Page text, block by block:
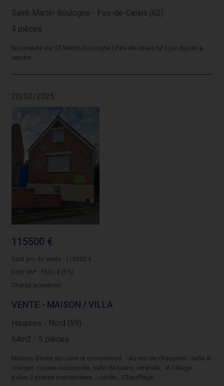
Saint-Martin-Boulogne - Pas-de-Calais (62)
4 pièces
Nouveauté sur ST Martin Boulogne ( Pas-de-calais 62 ) joli duplex à
vendre
20/02/2025
115500 €
Dont prix de vente : 110000 €
Dont HN* : 5500 € (5%)
Charge acquéreur
VENTE - MAISON / VILLA
Haspres - Nord (59)
64m2 - 5 pièces
Maison élevée sur cave et comprenant : -Au rez-de-chaussée : salle-à-
manger, cuisine incorporée, salle-de-bains, véranda ; -A l'étage :
palier, 2 pièces mansardées ; -Jardin ; -Chauffage...